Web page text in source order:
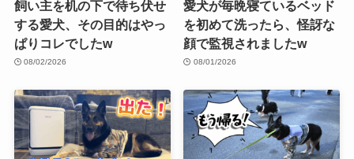
飼い主を机の下で待ち伏せ
する愛犬、その目的はやっ
ぱりコレでしたw
08/02/2026
愛犬が毎晩寝ているベッド
を初めて洗ったら、怪訝な
顔で監視されましたw
08/01/2026